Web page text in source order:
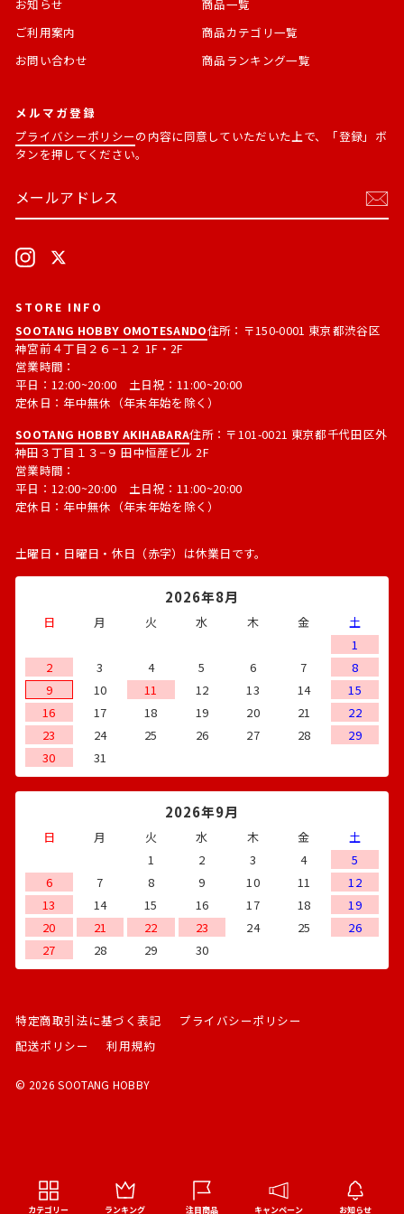
カテゴリー ランキング 注目商品 キャンペーン お知らせ
お知らせ
ご利用案内
お問い合わせ
商品一覧
商品カテゴリ一覧
商品ランキング一覧
メルマガ登録
プライバシーポリシーの内容に同意していただいた上で、「登録」ボ
タンを押してください。
ー
レ
ス
読
Instagram
STORE INFO
SOOTANG HOBBY OMOTESANDO住所：〒150-0001 東京都渋谷区
神宮前４丁目２６−１２ 1F・2F
営業時間：
平日：12:00~20:00 土日祝：11:00~20:00
定休日：年中無休（年末年始を除く）
SOOTANG HOBBY AKIHABARA住所：〒101-0021 東京都千代田区外
神田３丁目１３−９ 田中恒産ビル 2F
営業時間：
平日：12:00~20:00 土日祝：11:00~20:00
定休日：年中無休（年末年始を除く）
土曜日・日曜日・休日（赤字）は休業日です。
2026年8月
日 月 火 水 木 金
土
1
2
3 4 5 6 7
8
9
10 11 12 13 14
15
16
17 18 19 20 21
22
23
24 25 26 27 28
29
30
31
2026年9月
日 月 火 水 木 金
土
1
2 3 4
5
6
7 8 9 10 11
12
13
14 15 16 17 18
19
20
21 22 23 24 25
26
27
28 29 30
© 2026 SOOTANG HOBBY
特定商取引法に基づく表記
プライバシーポリシー
配送ポリシー
利用規約